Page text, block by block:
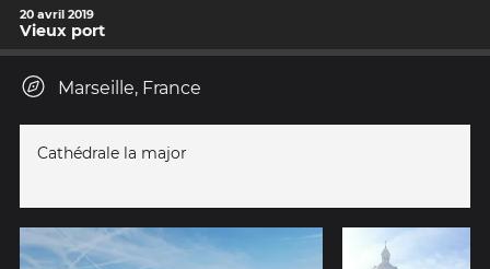
20 avril 2019
Vieux port
Marseille, France
Cathédrale la major